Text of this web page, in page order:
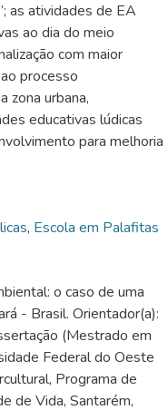
as atividades de EA
ao dia do meio
com maior
processo
zona urbana,
educativas lúdicas
para melhoria
, Escola em Palafitas
o caso de uma
- Brasil. Orientador(a):
(Mestrado em
Federal do Oeste
Programa de
de Vida, Santarém,